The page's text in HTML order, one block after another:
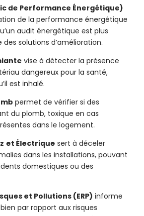
de Performance Énergétique)
de la performance énergétique
audit énergétique est plus
solutions d’amélioration.
vise à détecter la présence
dangereux pour la santé,
est inhalé.
permet de vérifier si des
du plomb, toxique en cas
dans le logement.
et Électrique sert à déceler
dans les installations, pouvant
domestiques ou des
et Pollutions (ERP) informe
par rapport aux risques